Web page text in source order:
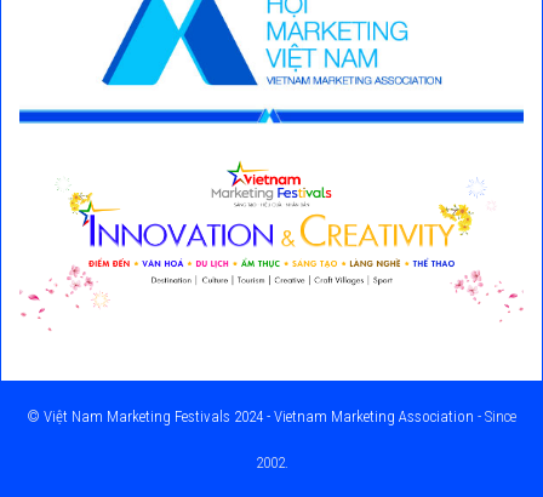
© Việt Nam Marketing Festivals 2024 - Vietnam Marketing Association - Since
2002.